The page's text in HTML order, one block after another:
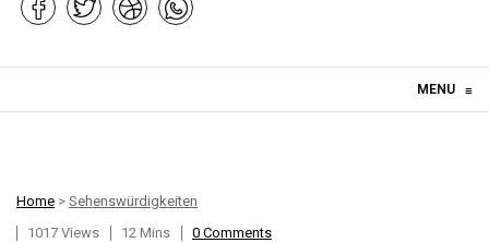
MENU ≡
Home > Sehenswürdigkeiten
1017 Views
12 Mins 0 Comments